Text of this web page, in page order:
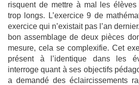
risquent de mettre à mal les
trop longs. L’exercice 9 de
exercice qui n’existait pas l’an
bon assemblage de deux pièces
mesure, cela se complexifie. Cet
présent à l’identique dans les
interroge quant à ses objectifs
a demandé des éclaircissements